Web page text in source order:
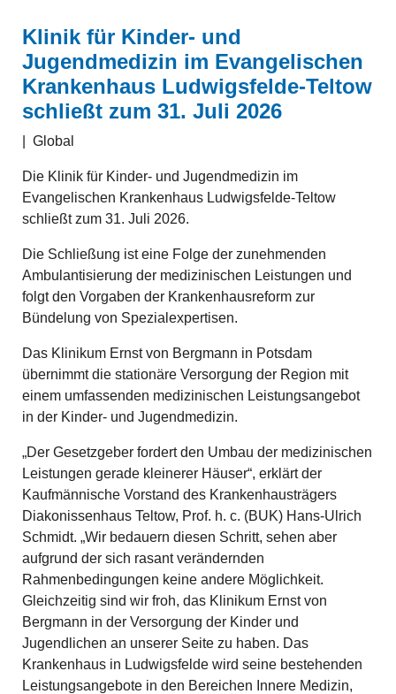
Klinik für Kinder- und
Jugendmedizin im Evangelischen
Krankenhaus Ludwigsfelde-Teltow
schließt zum 31. Juli 2026
Global
Die Klinik für Kinder- und Jugendmedizin im
Evangelischen Krankenhaus Ludwigsfelde-Teltow
schließt zum 31. Juli 2026.
Die Schließung ist eine Folge der zunehmenden
Ambulantisierung der medizinischen Leistungen und
folgt den Vorgaben der Krankenhausreform zur
Bündelung von Spezialexpertisen.
Das Klinikum Ernst von Bergmann in Potsdam
übernimmt die stationäre Versorgung der Region mit
einem umfassenden medizinischen Leistungsangebot
in der Kinder- und Jugendmedizin.
„Der Gesetzgeber fordert den Umbau der medizinischen
Leistungen gerade kleinerer Häuser“, erklärt der
Kaufmännische Vorstand des Krankenhausträgers
Diakonissenhaus Teltow, Prof. h. c. (BUK) Hans-Ulrich
Schmidt. „Wir bedauern diesen Schritt, sehen aber
aufgrund der sich rasant verändernden
Rahmenbedingungen keine andere Möglichkeit.
Gleichzeitig sind wir froh, das Klinikum Ernst von
Bergmann in der Versorgung der Kinder und
Jugendlichen an unserer Seite zu haben. Das
Krankenhaus in Ludwigsfelde wird seine bestehenden
Leistungsangebote in den Bereichen Innere Medizin,